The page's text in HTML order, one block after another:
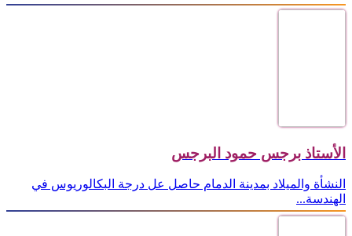
الأستاذ برجس حمود البرجس
النشأة والميلاد بمدينة الدمام حاصل عل درجة البكالوريوس في
الهندسة...